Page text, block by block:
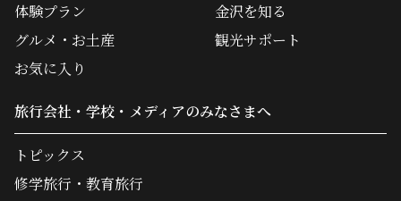
体験プラン
グルメ・お土産
金沢を知る
観光サポート
お気に入り
旅行会社・学校・メディアのみなさまへ
トピックス
修学旅行・教育旅行